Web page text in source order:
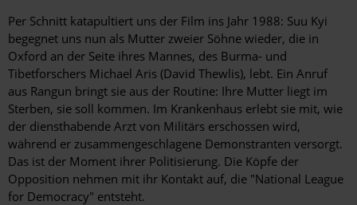
Per Schnitt katapultiert uns der Film ins Jahr 1988: Suu Kyi
begegnet uns nun als Mutter zweier Söhne wieder, die in
Oxford an der Seite ihres Mannes, des Burma- und
Tibetforschers Michael Aris (David Thewlis), lebt. Ein Anruf
aus Rangun bringt sie aus der Routine: Ihre Mutter liegt im
Sterben, sie soll kommen. Im Krankenhaus erlebt sie mit, wie
der diensthabende Arzt von Militärs erschossen wird,
während er zusammengeschlagene Demonstranten versorgt.
Das ist der Moment ihrer Politisierung. Die Köpfe der
Opposition nehmen mit ihr Kontakt auf, die "National League
for Democracy" entsteht.